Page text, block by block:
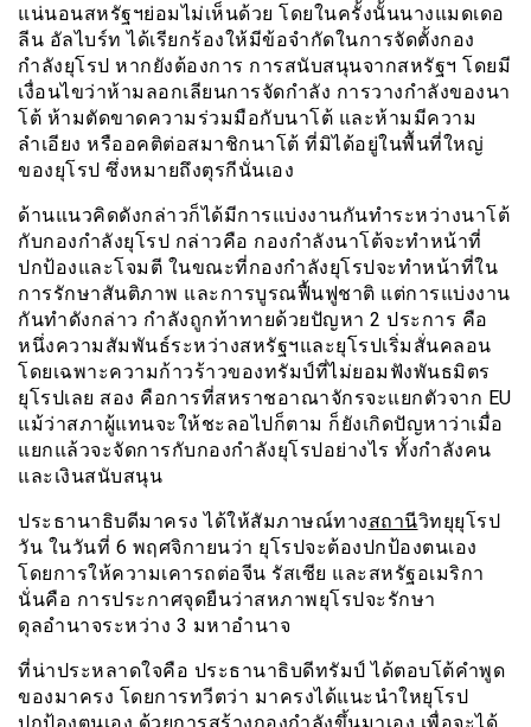
แน่นอนสหรัฐฯย่อมไม่เห็นด้วย โดยในครั้งนั้นนางแมดเดอ
ลีน อัลไบร์ท ได้เรียกร้องให้มีข้อจำกัดในการจัดตั้งกอง
กำลังยุโรป หากยังต้องการ การสนับสนุนจากสหรัฐฯ โดยมี
เงื่อนไขว่าห้ามลอกเลียนการจัดกำลัง การวางกำลังของนา
โต้ ห้ามตัดขาดความร่วมมือกับนาโต้ และห้ามมีความ
ลำเอียง หรืออคติต่อสมาชิกนาโต้ ที่มิได้อยู่ในพื้นที่ใหญ่
ของยุโรป ซึ่งหมายถึงตุรกีนั่นเอง
ด้านแนวคิดดังกล่าวก็ได้มีการแบ่งงานกันทำระหว่างนาโต้
กับกองกำลังยุโรป กล่าวคือ กองกำลังนาโต้จะทำหน้าที่
ปกป้องและโจมตี ในขณะที่กองกำลังยุโรปจะทำหน้าที่ใน
การรักษาสันติภาพ และการบูรณฟื้นฟูชาติ แต่การแบ่งงาน
กันทำดังกล่าว กำลังถูกท้าทายด้วยปัญหา 2 ประการ คือ
หนึ่งความสัมพันธ์ระหว่างสหรัฐฯและยุโรปเริ่มสั่นคลอน
โดยเฉพาะความก้าวร้าวของทรัมป์ที่ไม่ยอมฟังพันธมิตร
ยุโรปเลย สอง คือการที่สหราชอาณาจักรจะแยกตัวจาก EU
แม้ว่าสภาผู้แทนจะให้ชะลอไปก็ตาม ก็ยังเกิดปัญหาว่าเมื่อ
แยกแล้วจะจัดการกับกองกำลังยุโรปอย่างไร ทั้งกำลังคน
และเงินสนับสนุน
ประธานาธิบดีมาครง ได้ให้สัมภาษณ์ทางสถานีวิทยุยุโรป
วัน ในวันที่ 6 พฤศจิกายนว่า ยุโรปจะต้องปกป้องตนเอง
โดยการให้ความเคารถต่อจีน รัสเซีย และสหรัฐอเมริกา
นั่นคือ การประกาศจุดยืนว่าสหภาพยุโรปจะรักษา
ดุลอำนาจระหว่าง 3 มหาอำนาจ
ที่น่าประหลาดใจคือ ประธานาธิบดีทรัมป์ ได้ตอบโต้คำพูด
ของมาครง โดยการทวีตว่า มาครงได้แนะนำใหยุโรป
ปกป้องตนเอง ด้วยการสร้างกองกำลังขึ้นมาเอง เพื่อจะได้